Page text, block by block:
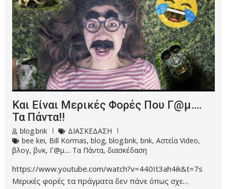
Και Είναι Μερικές Φορές Που Γ@μ….
Τα Πάντα!!
blog.bnk
ΔΙΑΣΚΕΔΑΣΗ
bee kei, Bill Kormas,blog,blog.bnk,bnk,Αστεία Video,
βλογ,βνκ, Γ@μ.... Τα Πάντα,διασκέδαση
https://www.youtube.com/watch?v=440It3ah4ik&t=7s
Μερικές φορές τα πράγματα δεν πάνε όπως σχε…